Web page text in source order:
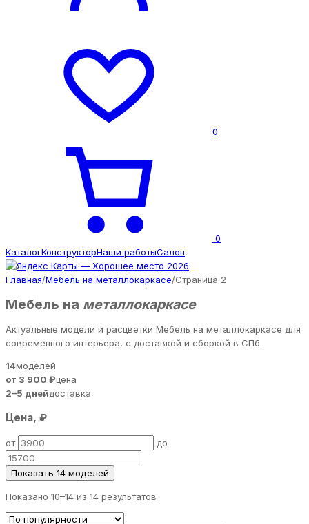
0
0
КаталогКонструкторНаши работыСалон
Главная/Мебель на металлокаркасе/Страница 2
Мебель на металлокаркасе
Актуальные модели и расцветки Мебель на металлокаркасе для
современного интерьера, с доставкой и сборкой в СПб.
14моделей
от 3 900 ₽цена
2–5 днейдоставка
Цена, ₽
от до
Показать 14 моделей
Показано 10–14 из 14 результатов